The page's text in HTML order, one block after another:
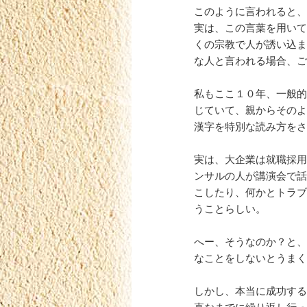
このように言われると
実は、この言葉を用い
くの宗教で人が誘い込
な人と言われる場合、
私もここ１０年、一般
じていて、親からその
漢字を特別な読み方を
実は、大企業は就職採
ンサルの人が講演会で
こしたり、何かとトラ
うことらしい。
へー、そうなのか？と
なことをしないとうま
しかし、本当に成功す